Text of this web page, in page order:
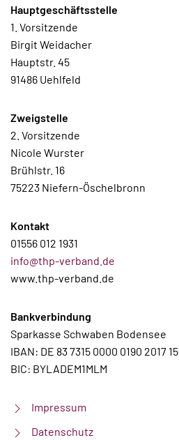
Hauptgeschäftsstelle
1. Vorsitzende
Birgit Weidacher
Hauptstr. 45
91486 Uehlfeld
Zweigstelle
2. Vorsitzende
Nicole Wurster
Brühlstr. 16
75223 Niefern-Öschelbronn
Kontakt
01556 012 1931
info@thp-verband.de
www.thp-verband.de
Bankverbindung
Sparkasse Schwaben Bodensee
IBAN: DE 83 7315 0000 0190 2017 15
BIC: BYLADEM1MLM
Impressum
Datenschutz